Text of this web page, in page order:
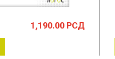
1,190.00РСД